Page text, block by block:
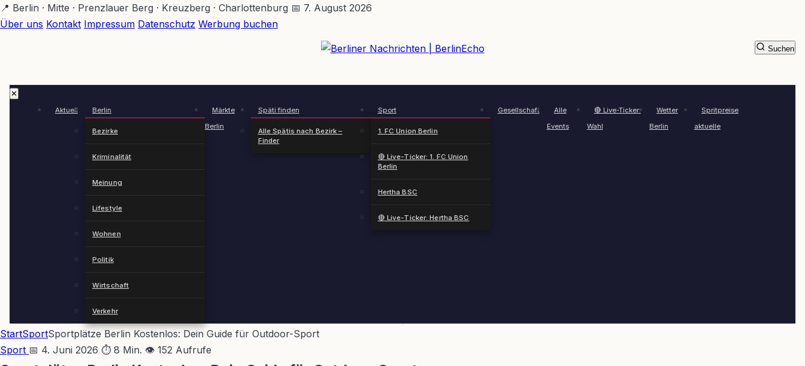
Zum
Hauptinhalt
📍 Berlin · Mitte · Prenzlauer Berg · Kreuzberg · Charlottenburg 📅 7. August 2026
Über uns Kontakt Impressum Datenschutz Werbung buchen
✕
Aktuell Berlin
Bezirke
Kriminalität
Meinung
Lifestyle
Wohnen
Politik
Wirtschaft
Verkehr
Märkte
Berlin
Späti finden
Alle Spätis nach Bezirk –
Finder
Sport
1. FC Union Berlin
🔴 Live-Ticker: 1. FC Union
Berlin
Hertha BSC
🔴 Live-Ticker: Hertha BSC
Gesellschaft
Alle
Events
🔴 Live-Ticker:
Wahl
Wetter
Berlin
Spritpreise
aktuelle
Suchen
StartSportSportplätze Berlin Kostenlos: Dein Guide für Outdoor-Sport
Sport 📅 4. Juni 2026 ⏱ 8 Min. 👁 152 Aufrufe